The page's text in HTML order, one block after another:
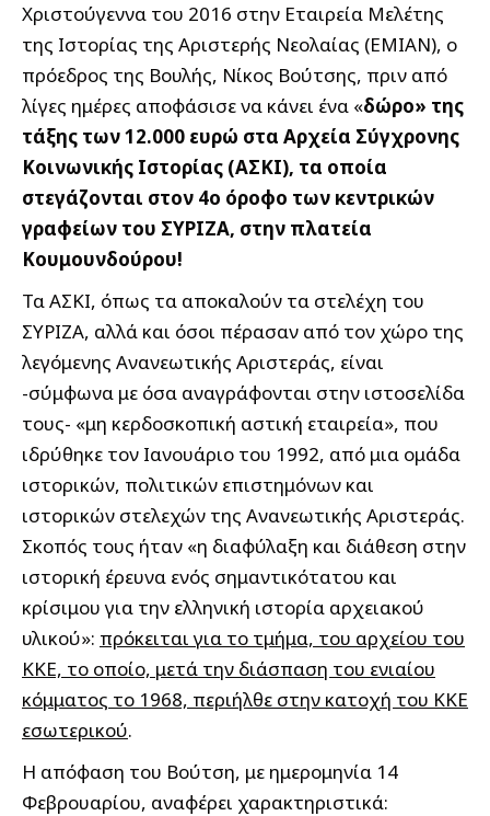
Χριστούγεννα του 2016 στην Εταιρεία Μελέτης
της Ιστορίας της Αριστερής Νεολαίας (ΕΜΙΑΝ), ο
πρόεδρος της Βουλής, Νίκος Βούτσης, πριν από
λίγες ημέρες αποφάσισε να κάνει ένα «δώρο» της
τάξης των 12.000 ευρώ στα Αρχεία Σύγχρονης
Κοινωνικής Ιστορίας (ΑΣΚΙ), τα οποία
στεγάζονται στον 4ο όροφο των κεντρικών
γραφείων του ΣΥΡΙΖΑ, στην πλατεία
Κουμουνδούρου!
Τα ΑΣΚΙ, όπως τα αποκαλούν τα στελέχη του
ΣΥΡΙΖΑ, αλλά και όσοι πέρασαν από τον χώρο της
λεγόμενης Ανανεωτικής Αριστεράς, είναι
-σύμφωνα με όσα αναγράφονται στην ιστοσελίδα
τους- «μη κερδοσκοπική αστική εταιρεία», που
ιδρύθηκε τον Ιανουάριο του 1992, από μια ομάδα
ιστορικών, πολιτικών επιστημόνων και
ιστορικών στελεχών της Ανανεωτικής Αριστεράς.
Σκοπός τους ήταν «η διαφύλαξη και διάθεση στην
ιστορική έρευνα ενός σημαντικότατου και
κρίσιμου για την ελληνική ιστορία αρχειακού
υλικού»: πρόκειται για το τμήμα, του αρχείου του
ΚΚΕ, το οποίο, μετά την διάσπαση του ενιαίου
κόμματος το 1968, περιήλθε στην κατοχή του ΚΚΕ
εσωτερικού.
Η απόφαση του Βούτση, με ημερομηνία 14
Φεβρουαρίου, αναφέρει χαρακτηριστικά: